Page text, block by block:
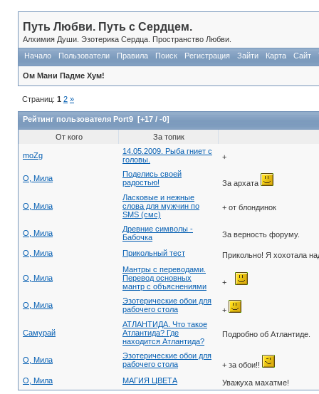
Путь Любви. Путь с Сердцем.
Алхимия Души. Эзотерика Сердца. Пространство Любви.
Начало
Пользователи Правила Поиск Регистрация Зайти Карта Сайт
Ом Мани Падме Хум!
Страниц: 1 2 »
Рейтинг пользователя Port9 [+17 / -0]
От кого За топик
moZg
14.05.2009. Рыба гниет с
головы.
+
О, Мила
Поделись своей
радостью!
За архата
О, Мила
Ласковые и нежные
слова для мужчин по
SMS (смс)
+ от блондинок
О, Мила
Древние символы -
Бабочка
За верность форуму.
О, Мила Прикольный тест Прикольно! Я хохотала
О, Мила
Мантры с переводами.
Перевод основных
мантр с объяснениями
+
О, Мила
Эзотерические обои для
рабочего стола
+
Самурай
АТЛАНТИДА. Что такое
Атлантида? Где
находится Атлантида?
Подробно об Атлантиде.
О, Мила
Эзотерические обои для
рабочего стола
+ за обои!!
О, Мила
МАГИЯ ЦВЕТА Уважуха махатме!